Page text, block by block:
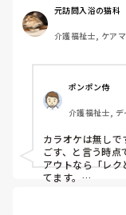
カラオケは無し、
どうしてるのか⁇
元訪問入浴の猫科
介護福祉士, ケア
ポンポン侍
介護福祉士, デ
カラオケは無し
ごす、と言う時点
アウトなら「レ
てます。
さえる為にもや